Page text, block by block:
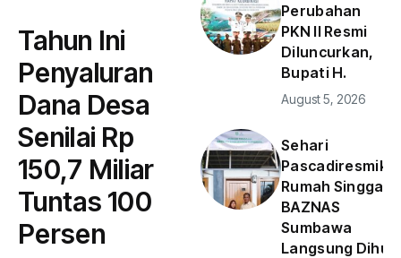
Tahun Ini
Penyaluran
Dana Desa
Senilai Rp
150,7 Miliar
Tuntas 100
Persen
Perubahan
PKN II Resmi
Diluncurkan,
Bupati H.
August 5, 2026
Sehari
Rumah Singgah
BAZNAS
Sumbawa
Langsung